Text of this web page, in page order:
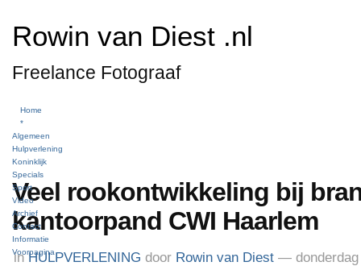
Rowin van Diest .nl
Freelance Fotograaf
Home
*
Algemeen
Hulpverlening
Koninklijk
Specials
Sport
Video
Archief
Contact
Informatie
Voorpagina
Veel rookontwikkeling bij
kantoorpand CWI Haarlem
inHULPVERLENING door Rowin van Diest — donderdag